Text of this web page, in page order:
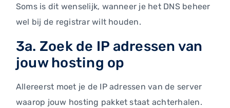
Soms is dit wenselijk, wanneer je het DNS beheer
wel bij de registrar wilt houden.
3a. Zoek de IP adressen van
jouw hosting op
Allereerst moet je de IP adressen van de server
waarop jouw hosting pakket staat achterhalen.